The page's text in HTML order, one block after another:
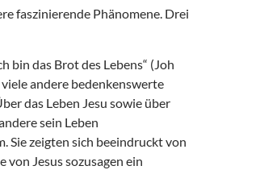
faszinierende Phänomene. Drei
bin das Brot des Lebens“ (Joh
andere bedenkenswerte
das Leben Jesu sowie über
sein Leben
Sie zeigten sich beeindruckt von
Jesus sozusagen ein